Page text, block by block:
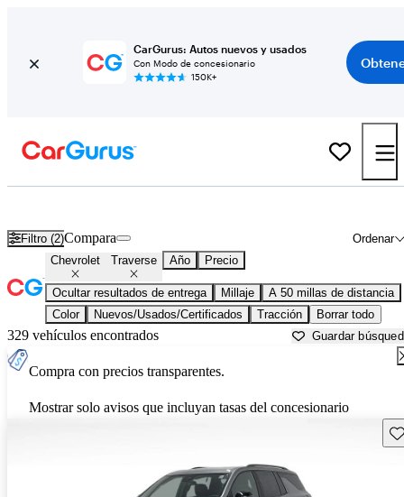
CarGurus: Autos nuevos y usados
Con Modo de concesionario
150K+
Filtro (2) Ordenar
Compara
Chevrolet Traverse Año Precio
Ocultar resultados de entrega Millaje
A 50 millas de distancia
Color
Nuevos/Usados/Certificados Tracción Borrar todo
329 vehículos encontrados Guardar
Compra con precios transparentes.
Mostrar solo avisos que incluyan tasas del concesionario